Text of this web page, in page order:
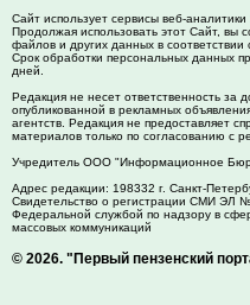
Сайт использует сервисы веб-аналитики
Продолжая использовать этот Сайт, вы
файлов и других данных в
Срок обработки персональных данных
дней.
Редакция не несет ответственность за
опубликованной в рекламных
агентств. Редакция не предоставляет
материалов только по согласованию с
Учредитель ООО "Информационное
Адрес редакции: 198332 г. Санкт-
Свидетельство о регистрации СМИ ЭЛ
Федеральной службой по надзору в
массовых коммуникаций
© 2026. "Первый пензенский